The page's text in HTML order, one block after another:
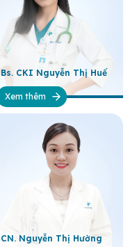
Bs. CKI Nguyễn Thị Huế
Xem thêm
CN. Nguyễn Thị Hường